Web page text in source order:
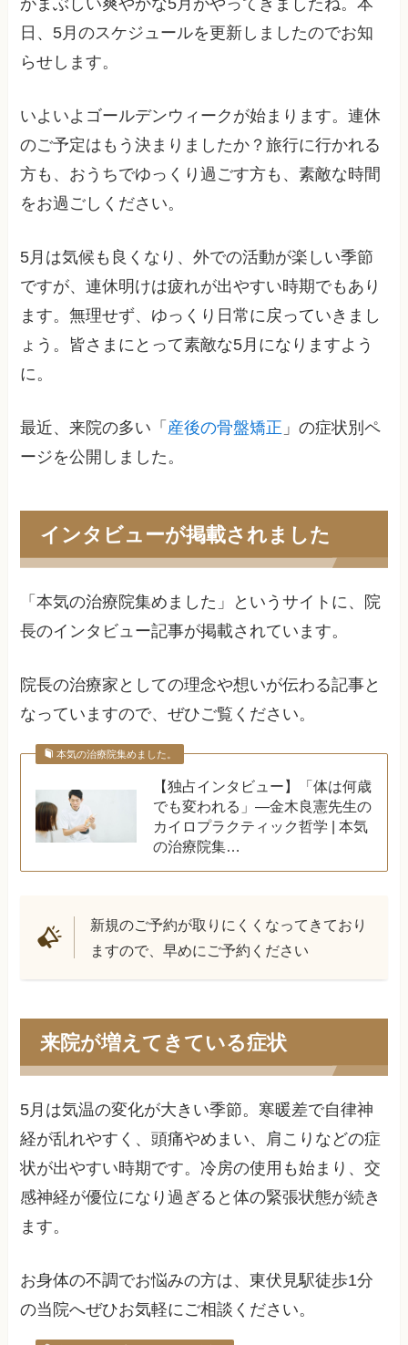
がまぶしい爽やかな5月がやってきましたね。本
日、5月のスケジュールを更新しましたのでお知
らせします。
いよいよゴールデンウィークが始まります。連休
のご予定はもう決まりましたか？旅行に行かれる
方も、おうちでゆっくり過ごす方も、素敵な時間
をお過ごしください。
5月は気候も良くなり、外での活動が楽しい季節
ですが、連休明けは疲れが出やすい時期でもあり
ます。無理せず、ゆっくり日常に戻っていきまし
ょう。皆さまにとって素敵な5月になりますよう
に。
最近、来院の多い「 産後の骨盤矯正 」の症状別ペ
ージを公開しました。
インタビューが掲載されました
「本気の治療院集めました」というサイトに、院
長のインタビュー記事が掲載されています。
院長の治療家としての理念や想いが伝わる記事と
なっていますので、ぜひご覧ください。
本気の治療院集めました。
【独占インタビュー】「体は何歳
でも変われる」―金木良憲先生の
カイロプラクティック哲学 | 本気
の治療院集…
新規のご予約が取りにくくなってきており
ますので、早めにご予約ください
来院が増えてきている症状
5月は気温の変化が大きい季節。寒暖差で自律神
経が乱れやすく、頭痛やめまい、肩こりなどの症
状が出やすい時期です。冷房の使用も始まり、交
感神経が優位になり過ぎると体の緊張状態が続き
ます。
お身体の不調でお悩みの方は、東伏見駅徒歩1分
の当院へぜひお気軽にご相談ください。